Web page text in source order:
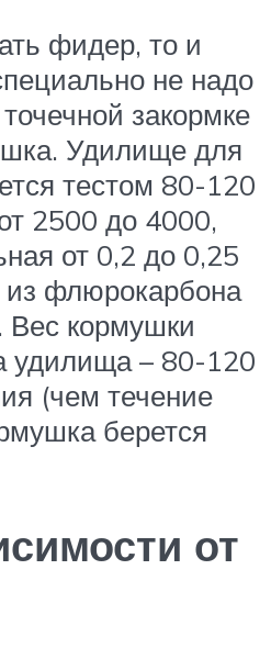
фидер, то и
не надо
закормке
Удилище для
тестом 80-120
2500 до 4000,
от 0,2 до 0,25
флюрокарбона
Вес кормушки
удилища – 80-120
(чем течение
берется
от